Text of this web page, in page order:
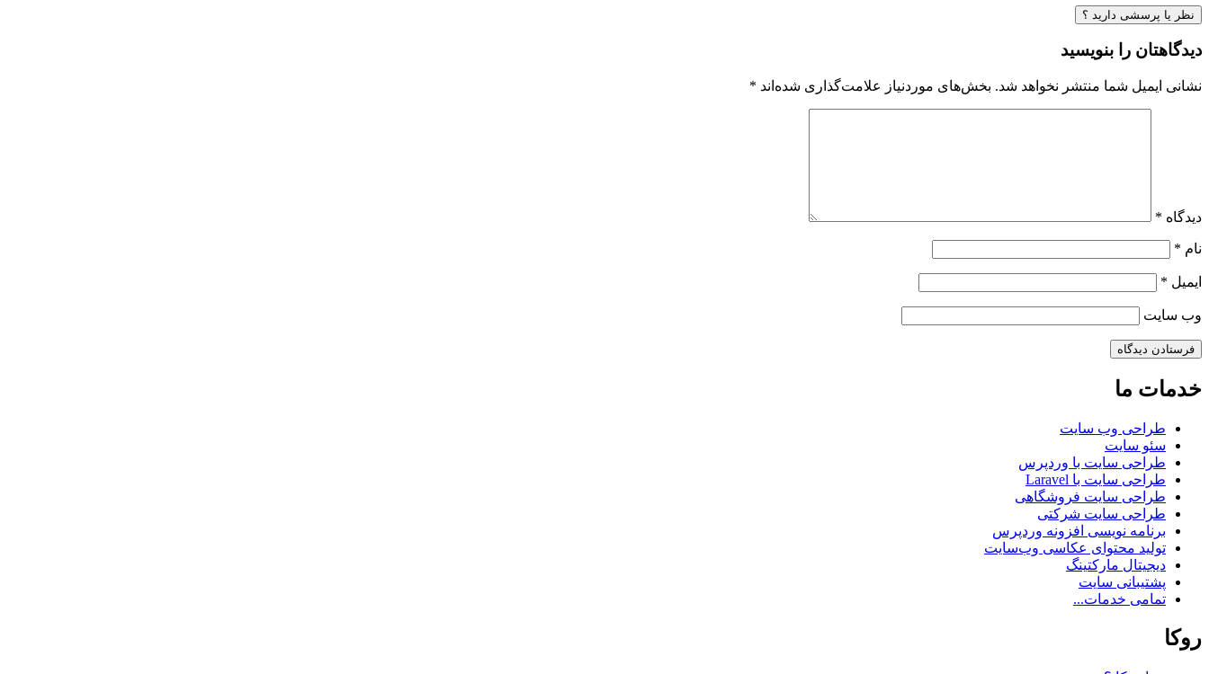
نظر یا پرسشی دارید ؟
دیدگاهتان را بنویسید
نشانی ایمیل شما منتشر نخواهد شد. بخش‌های موردنیاز علامت‌گذاری شده‌اند *
دیدگاه *
نام *
ایمیل *
وب‌ سایت
خدمات ما
طراحی وب سایت
سئو سایت
طراحی سایت با وردپرس
طراحی سایت با Laravel
طراحی سایت فروشگاهی
طراحی سایت شرکتی
برنامه نویسی افزونه وردپرس
تولید محتوای عکاسی وب‌سایت
دیجیتال مارکتینگ
پشتیبانی سایت
تمامی خدمات...
روکا